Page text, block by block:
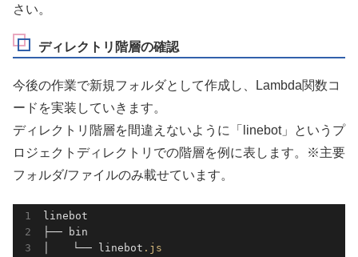
さい。
ディレクトリ階層の確認
今後の作業で新規フォルダとして作成し、Lambda関数コ
ードを実装していきます。
ディレクトリ階層を間違えないように「linebot」というプ
ロジェクトディレクトリでの階層を例に表します。※主要
フォルダ/ファイルのみ載せています。
linebot
├── bin
│  　└── linebot .js